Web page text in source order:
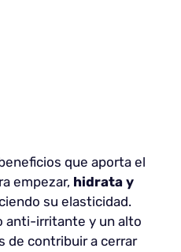
que aporta el
empezar, hidrata y
su elasticidad.
anti-irritante y un alto
de contribuir a cerrar